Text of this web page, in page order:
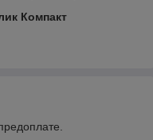
Компакт